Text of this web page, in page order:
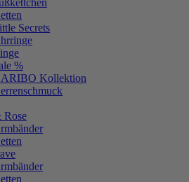
Secrets
%
Kollektion
Rose